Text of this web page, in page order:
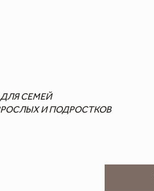
СЕМЕЙ
И ПОДРОСТКОВ